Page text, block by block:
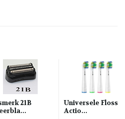
21B
Universele Floss
Actio...